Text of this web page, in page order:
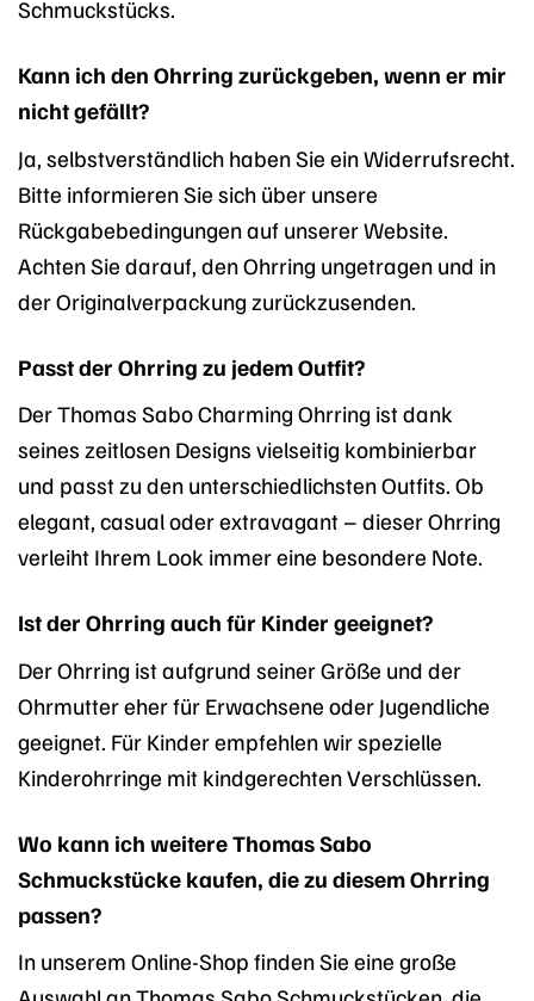
Schmuckstücks.
Kann ich den Ohrring zurückgeben, wenn er mir
nicht gefällt?
Ja, selbstverständlich haben Sie ein Widerrufsrecht.
Bitte informieren Sie sich über unsere
Rückgabebedingungen auf unserer Website.
Achten Sie darauf, den Ohrring ungetragen und in
der Originalverpackung zurückzusenden.
Passt der Ohrring zu jedem Outfit?
Der Thomas Sabo Charming Ohrring ist dank
seines zeitlosen Designs vielseitig kombinierbar
und passt zu den unterschiedlichsten Outfits. Ob
elegant, casual oder extravagant – dieser Ohrring
verleiht Ihrem Look immer eine besondere Note.
Ist der Ohrring auch für Kinder geeignet?
Der Ohrring ist aufgrund seiner Größe und der
Ohrmutter eher für Erwachsene oder Jugendliche
geeignet. Für Kinder empfehlen wir spezielle
Kinderohrringe mit kindgerechten Verschlüssen.
Wo kann ich weitere Thomas Sabo
Schmuckstücke kaufen, die zu diesem Ohrring
passen?
In unserem Online-Shop finden Sie eine große